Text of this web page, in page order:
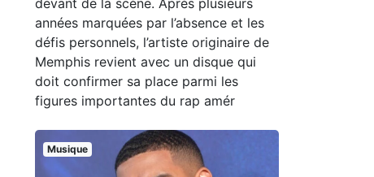
devant de la scène. Après plusieurs
années marquées par l’absence et les
défis personnels, l’artiste originaire de
Memphis revient avec un disque qui
doit confirmer sa place parmi les
figures importantes du rap amér
Musique